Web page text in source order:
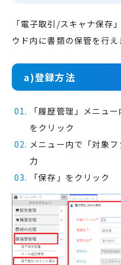
「電子取引/スキャナ保
ウド内に書類の保管を行え
a)登録方法
「履歴管理」メニュ
をクリック
メニュー内で「対象
力
「保存」をクリック